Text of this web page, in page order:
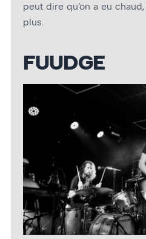
peut dire qu’on a eu
plus.
FUUDGE